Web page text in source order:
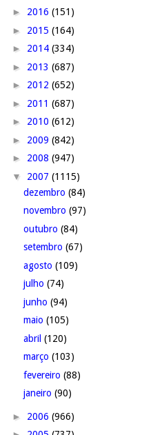
► 2016 (151)
► 2015 (164)
► 2014 (334)
► 2013 (687)
► 2012 (652)
► 2011 (687)
► 2010 (612)
► 2009 (842)
► 2008 (947)
▼ 2007 (1115)
dezembro (84)
novembro (97)
outubro (84)
setembro (67)
agosto (109)
julho (74)
junho (94)
maio (105)
abril (120)
março (103)
fevereiro (88)
janeiro (90)
► 2006 (966)